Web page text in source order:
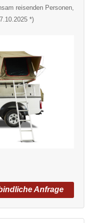
reisenden Personen,
*)
Anfrage